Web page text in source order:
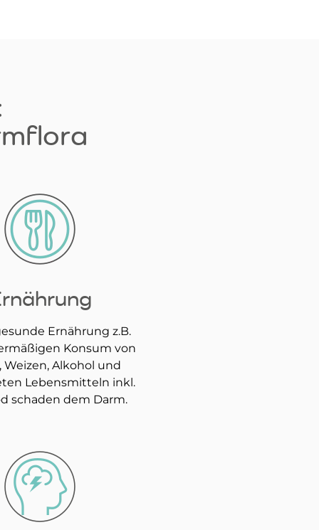
Ernährung z.B.
Konsum von
Weizen, Alkohol und
Lebensmitteln inkl.
schaden dem Darm.